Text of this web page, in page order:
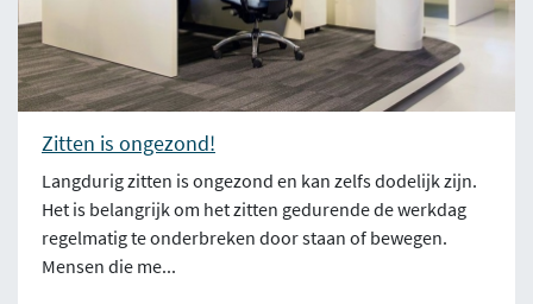
Zitten is ongezond!
Langdurig zitten is ongezond en kan zelfs dodelijk zijn.
Het is belangrijk om het zitten gedurende de werkdag
regelmatig te onderbreken door staan of bewegen.
Mensen die me...